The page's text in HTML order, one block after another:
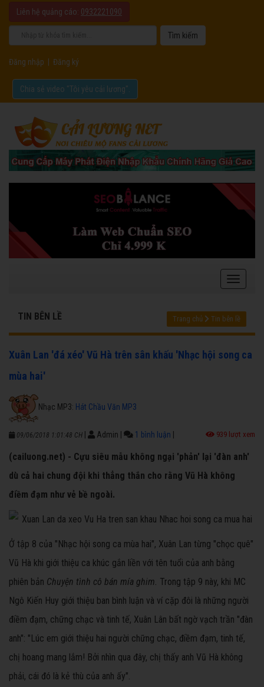
Liên hệ quảng cáo: 0932221090
Đăng nhập Đăng ký
Chia sẻ video "Tôi yêu cải lương".
TIN BÊN LỀ Trang chủ Tin bên lề
Xuân Lan 'đá xéo' Vũ Hà trên sân khấu 'Nhạc hội song ca
mùa hai'
Nhạc MP3: Hát Chầu Văn MP3
09/06/2018 1:01:48 CH Admin 1 bình luận 939 lượt xem
(cailuong.net) - Cựu siêu mẫu không ngại 'phản' lại 'đàn anh'
dù cả hai chung đội khi thẳng thắn cho rằng Vũ Hà không
điềm đạm như vẻ bề ngoài.
Ở tập 8 của "Nhạc hội song ca mùa hai", Xuân Lan từng "chọc quê"
Vũ Hà khi giới thiệu ca khúc gắn liền với tên tuổi của anh bằng
phiên bản Chuyện tình cô bán mía ghim. Trong tập 9 này, khi MC
Ngô Kiến Huy giới thiệu ban bình luận và ví cặp đôi là những người
điềm đạm, chững chạc và tinh tế, Xuân Lân bất ngờ vạch trần "đàn
anh": "Lúc em giới thiệu hai người chững chạc, điềm đạm, tinh tế,
chị hoang mang lắm! Bởi nhìn qua đây, chị thấy anh Vũ Hà không
phải, cái đó là kẻ thù của anh ấy".